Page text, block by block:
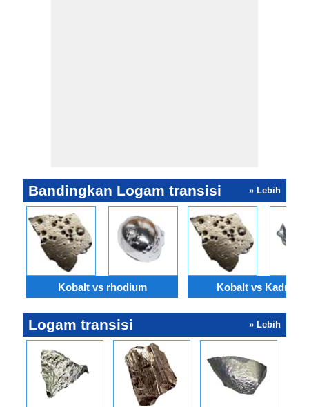
Bandingkan Logam transisi » Lebih
Kobalt vs rhodium Kobalt vs
Logam transisi » Lebih